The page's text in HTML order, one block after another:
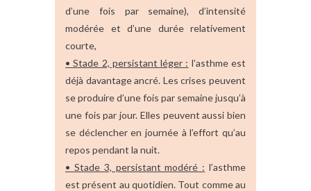
d’une fois par semaine), d’intensité
modérée et d’une durée relativement
courte,
• Stade 2, persistant léger : l’asthme est
déjà davantage ancré. Les crises peuvent
se produire d’une fois par semaine jusqu’à
une fois par jour. Elles peuvent aussi bien
se déclencher en journée à l’effort qu’au
repos pendant la nuit.
• Stade 3, persistant modéré : l’asthme
est présent au quotidien. Tout comme au